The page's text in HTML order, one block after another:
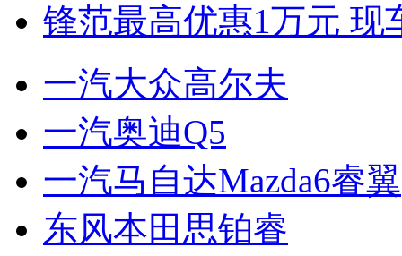
锋范最高优惠1万元 现
一汽大众高尔夫
一汽奥迪Q5
一汽马自达Mazda6睿翼
东风本田思铂睿